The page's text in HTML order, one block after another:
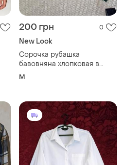
200 грн 0
New Look
Сорочка рубашка
бавовняна хлопковая в
клітинку клетчатая клетку
M